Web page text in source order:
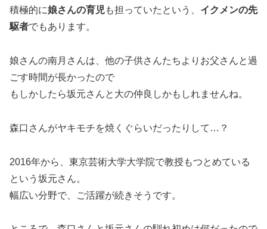
積極的に娘さんの育児も担っていたという、 イクメンの先
駆者でもあります。
娘さんの南月さんは、他の子供さんたちよりお父さんと過
ごす時間が長かったので
もしかしたら坂元さんと大の仲良しかもしれませんね。
森口さんがヤキモチを焼くぐらいだったりして…？
2016年から、東京芸術大学大学院で教授もつとめている
という坂元さん。
幅広い分野で、ご活躍が続きそうです。